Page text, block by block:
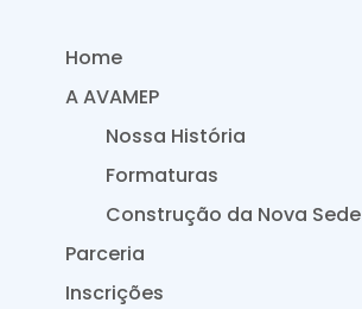
Home
A AVAMEP
Nossa História
Formaturas
Construção da Nova Sede
Parceria
Inscrições